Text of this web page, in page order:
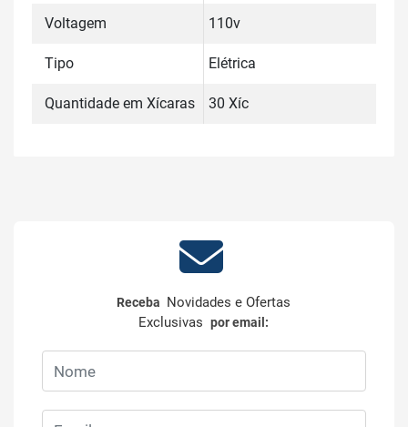
Voltagem 110v
Tipo Elétrica
Quantidade em Xícaras 30 Xíc
Receba Novidades e Ofertas
Exclusivaspor email: